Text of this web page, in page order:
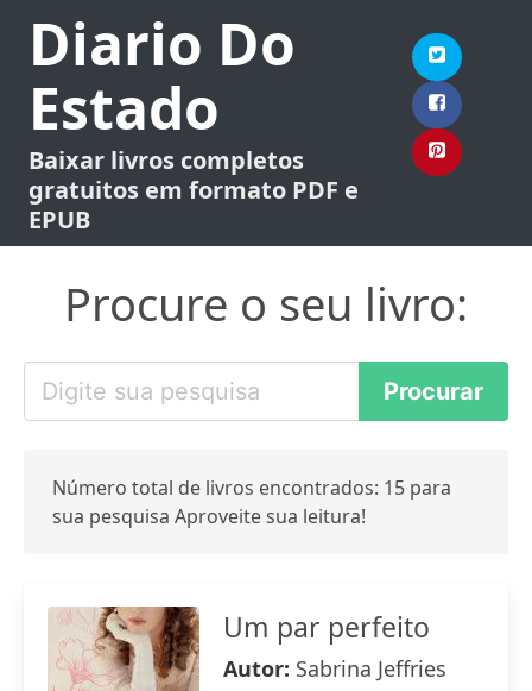
Diario Do
Estado
Baixar livros completos
gratuitos em formato PDF e
EPUB
Procure o seu livro:
Número total de livros encontrados: 15 para
sua pesquisa Aproveite sua leitura!
Um par perfeito
Autor: Sabrina Jeffries